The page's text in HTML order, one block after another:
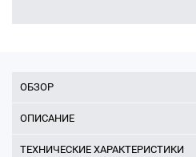
ОБЗОР
ОПИСАНИЕ
ТЕХНИЧЕСКИЕ ХАРАКТЕРИСТИКИ